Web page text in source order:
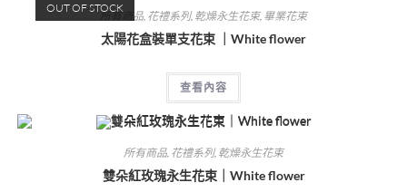
OUT OF STOCK
所有商品 花禮系列, 乾燥永生花束, 畢業花束
太陽花盒裝單支花束 ｜White flower
查看內容
所有商品 花禮系列, 乾燥永生花束
雙朵紅玫瑰永生花束｜White flower